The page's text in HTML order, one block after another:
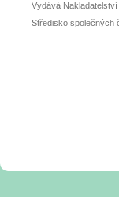
Vydává Nakladatelství
Středisko společných